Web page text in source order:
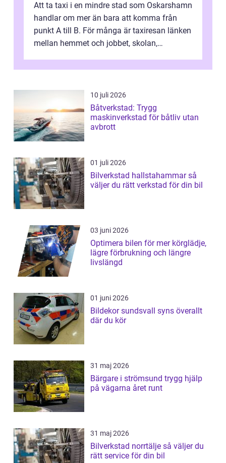
Att ta taxi i en mindre stad som Oskarshamn
handlar om mer än bara att komma från
punkt A till B. För många är taxiresan länken
mellan hemmet och jobbet, skolan,
10 juli 2026
Båtverkstad: Trygg
maskinverkstad för båtliv utan
avbrott
01 juli 2026
Bilverkstad hallstahammar så
väljer du rätt verkstad för din bil
03 juni 2026
Optimera bilen för mer körglädje,
lägre förbrukning och längre
livslängd
01 juni 2026
Bildekor sundsvall syns överallt
där du kör
31 maj 2026
Bärgare i strömsund trygg hjälp
på vägarna året runt
31 maj 2026
Bilverkstad norrtälje så väljer du
rätt service för din bil